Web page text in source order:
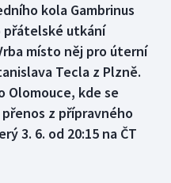
kola Gambrinus
přátelské utkání
místo něj pro úterní
Tecla z Plzně.
Olomouce, kde se
z přípravného
3. 6. od 20:15 na ČT